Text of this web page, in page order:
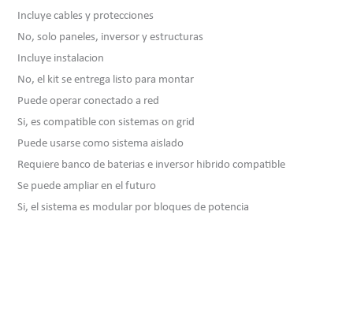
Incluye cables y protecciones
No, solo paneles, inversor y estructuras
Incluye instalacion
No, el kit se entrega listo para montar
Puede operar conectado a red
Si, es compatible con sistemas on grid
Puede usarse como sistema aislado
Requiere banco de baterias e inversor hibrido compatible
Se puede ampliar en el futuro
Si, el sistema es modular por bloques de potencia